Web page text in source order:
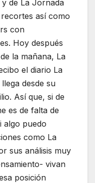
de La Jornada
así como
con
Hoy después
la mañana, La
el diario La
desde su
Así que, si de
es de falta de
algo puedo
como La
sus análisis muy
vivan
posición